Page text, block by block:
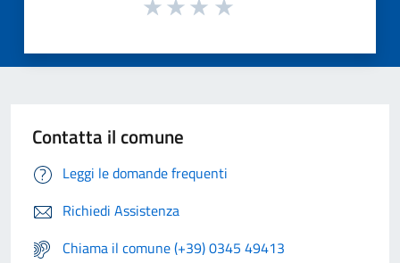
Contatta il comune
Leggi le domande frequenti
Richiedi Assistenza
Chiama il comune (+39) 0345 49413